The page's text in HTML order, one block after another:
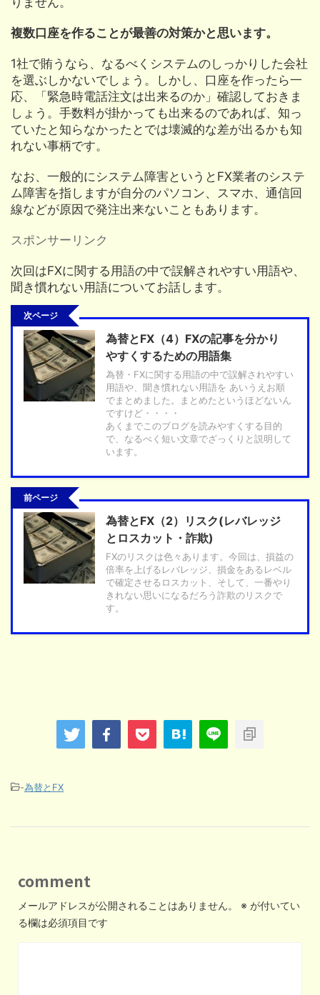
複数口座を作ることが最善の対策かと思います。
1社で賄うなら、なるべくシステムのしっかりした会社
を選ぶしかないでしょう。しかし、口座を作ったら一
応、「緊急時電話注文は出来るのか」確認しておきま
しょう。手数料が掛かっても出来るのであれば、知っ
ていたと知らなかったとでは壊滅的な差が出るかも知
れない事柄です。
なお、一般的にシステム障害というとFX業者のシステ
ム障害を指しますが自分のパソコン、スマホ、通信回
線などが原因で発注出来ないこともあります。
スポンサーリンク
次回はFXに関する用語の中で誤解されやすい用語や、
聞き慣れない用語についてお話します。
次ページ
為替とFX（4）FXの記事を分かり
やすくするための用語集
為替・FXに関する用語の中で誤解されやすい
用語や、聞き慣れない用語を あいうえお順
でまとめました。まとめたというほどないん
ですけど・・・・
あくまでこのブログを読みやすくする目的
で、なるべく短い文章でざっくりと説明して
います。
前ページ
為替とFX（2）リスク(レバレッジ
とロスカット・詐欺)
FXのリスクは色々あります。今回は、損益の
倍率を上げるレバレッジ、損金をあるレベル
で確定させるロスカット、そして、一番やり
きれない思いになるだろう詐欺のリスクで
す。
-為替とFX
comment
メールアドレスが公開されることはありません。 ※ が付いてい
る欄は必須項目です